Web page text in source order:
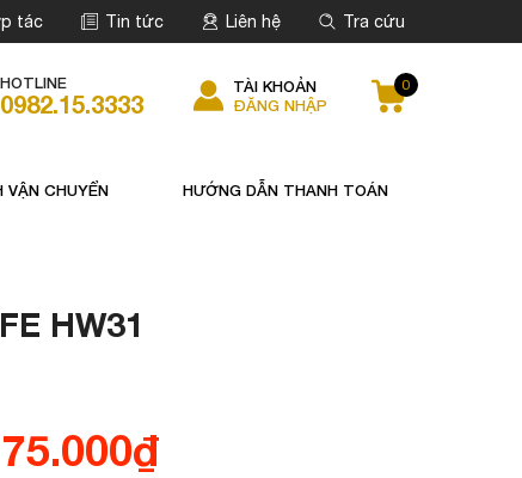
tác Tin tức Liên hệ Tra cứu
HOTLINE
0982.15.3333
TÀI KHOẢN
ĐĂNG NHẬP
0
VẬN CHUYỂN HƯỚNG DẪN THANH TOÁN
HW31
₫